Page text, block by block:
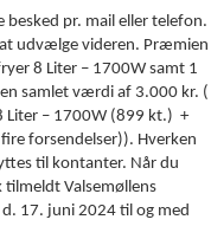
pr. mail eller telefon.
udvælge videren. Præmien
8 Liter – 1700W samt 1
samlet værdi af 3.000 kr. (
Liter – 1700W (899 kt.) +
forsendelser)). Hverken
til kontanter. Når du
Valsemøllens
17. juni 2024 til og med